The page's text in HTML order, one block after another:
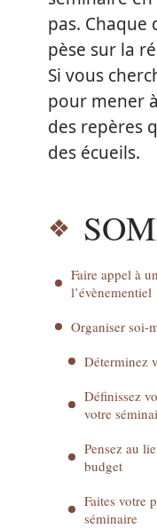
pas. Chaque
pèse sur la
Si vous
pour mener
des repères
des écueils.
Faire appel à
l’évènementiel
Organiser soi-
Déterminez
Définissez
votre
Pensez au
budget
Faites votre
séminaire